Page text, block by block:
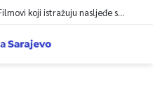
‘Suočavanje s prošlošću’ SFF-a: Filmovi koji istražuju nasljeđe sukoba i mogućnosti otpora